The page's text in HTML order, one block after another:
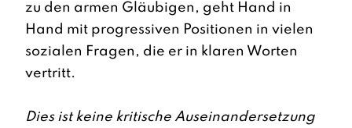
zu den armen Gläubigen, geht Hand in
Hand mit progressiven Positionen in vielen
sozialen Fragen, die er in klaren Worten
vertritt.
Dies ist keine kritische Auseinandersetzung